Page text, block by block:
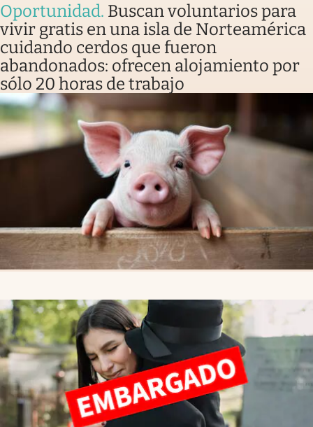
Oportunidad. Buscan voluntarios para
vivir gratis en una isla de Norteamérica
cuidando cerdos que fueron
abandonados: ofrecen alojamiento por
sólo 20 horas de trabajo